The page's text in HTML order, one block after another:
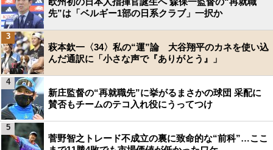
先”は「ベルギー1部の日系クラブ」一択か
萩本欽一〈34〉私の“運”論 大谷翔平のカネを使い込
んだ通訳に「小さな声で『ありがとう』」
3
新庄監督の“再就職先”に挙がるまさかの球団 采配に
賛否もチームのテコ入れ役にうってつけ
4
菅野智之トレード不成立の裏に致命的な“前科”…ここ
5